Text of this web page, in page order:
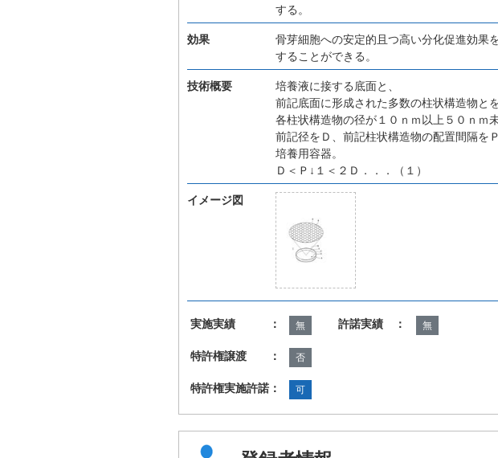
する。
効果
骨芽細胞への安定的且つ高い分化促進効果
することができる。
技術概要
培養液に接する底面と、
前記底面に形成された多数の柱状構造物とを
各柱状構造物の径が１０ｎｍ以上５０ｎｍ
前記径をＤ、前記柱状構造物の配置間隔を
培養用容器。
Ｄ＜Ｐ↓１＜２Ｄ．．．（１）
イメージ図
実施実績 ： 無 許諾実績 ： 無
特許権譲渡 ： 否
特許権実施許諾： 可